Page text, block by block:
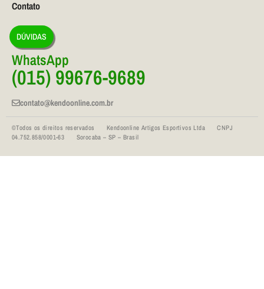
Contato
DÚVIDAS
WhatsApp
(015) 99676-9689
contato@kendoonline.com.br
©Todos os direitos reservados Kendoonline Artigos Esportivos Ltda CNPJ
04.752.858/0001-63 Sorocaba – SP – Brasil